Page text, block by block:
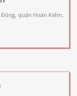
quận Hoàn Kiếm,